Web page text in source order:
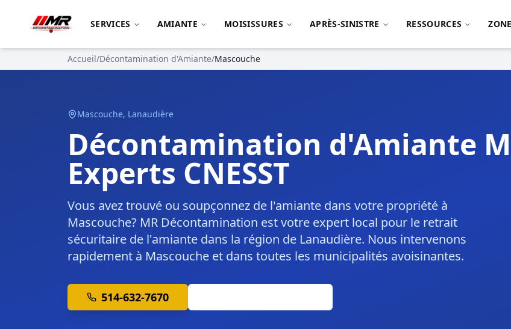
SERVICES AMIANTE MOISISSURES APRÈS-SINISTRE RESSOURCES
Accueil/Décontamination d'Amiante/Mascouche
Mascouche, Lanaudière
Décontamination d'Amiante
Experts CNESST
Vous avez trouvé ou soupçonnez de l'amiante dans votre propriété à
Mascouche? MR Décontamination est votre expert local pour le retrait
sécuritaire de l'amiante dans la région de Lanaudière. Nous intervenons
rapidement à Mascouche et dans toutes les municipalités avoisinantes.
514-632-7670